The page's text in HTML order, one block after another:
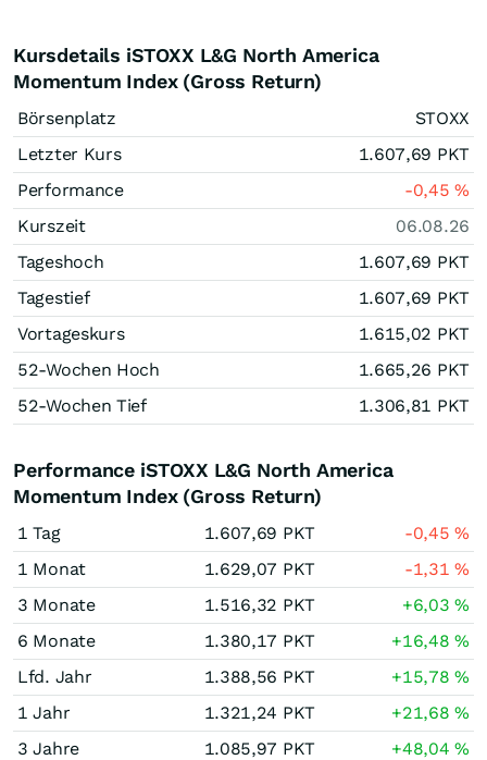
Kursdetails iSTOXX L&G North America
Momentum Index (Gross Return)
Börsenplatz
STOXX
Letzter Kurs
1.607,69 PKT
Performance
-0,45%
Kurszeit
06.08.26
Tageshoch
1.607,69 PKT
Tagestief
1.607,69 PKT
Vortageskurs
1.615,02 PKT
52-Wochen Hoch
1.665,26 PKT
52-Wochen Tief
1.306,81 PKT
Performance iSTOXX L&G North America
Momentum Index (Gross Return)
1 Tag 1.607,69 PKT -0,45%
1 Monat
1.629,07 PKT -1,31%
3 Monate
1.516,32 PKT +6,03%
6 Monate
1.380,17 PKT +16,48%
Lfd. Jahr
1.388,56 PKT +15,78%
1 Jahr
1.321,24 PKT +21,68%
3 Jahre
1.085,97 PKT +48,04%